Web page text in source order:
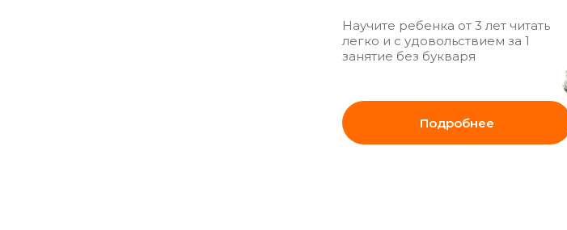
Подробнее
Научите ребенка от 3 лет читать
легко и с удовольствием за 1
занятие без букваря